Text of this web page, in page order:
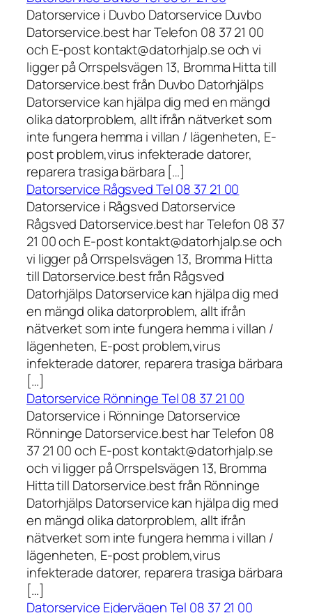
Datorservice i Duvbo Datorservice Duvbo
Datorservice.best har Telefon 08 37 21 00
och E-post kontakt@datorhjalp.se och vi
ligger på Orrspelsvägen 13, Bromma Hitta till
Datorservice.best från Duvbo Datorhjälps
Datorservice kan hjälpa dig med en mängd
olika datorproblem, allt ifrån nätverket som
inte fungera hemma i villan / lägenheten, E-
post problem,virus infekterade datorer,
reparera trasiga bärbara […]
Datorservice Rågsved Tel 08 37 21 00
Datorservice i Rågsved Datorservice
Rågsved Datorservice.best har Telefon 08 37
21 00 och E-post kontakt@datorhjalp.se och
vi ligger på Orrspelsvägen 13, Bromma Hitta
till Datorservice.best från Rågsved
Datorhjälps Datorservice kan hjälpa dig med
en mängd olika datorproblem, allt ifrån
nätverket som inte fungera hemma i villan /
lägenheten, E-post problem,virus
infekterade datorer, reparera trasiga bärbara
[…]
Datorservice Rönninge Tel 08 37 21 00
Datorservice i Rönninge Datorservice
Rönninge Datorservice.best har Telefon 08
37 21 00 och E-post kontakt@datorhjalp.se
och vi ligger på Orrspelsvägen 13, Bromma
Hitta till Datorservice.best från Rönninge
Datorhjälps Datorservice kan hjälpa dig med
en mängd olika datorproblem, allt ifrån
nätverket som inte fungera hemma i villan /
lägenheten, E-post problem,virus
infekterade datorer, reparera trasiga bärbara
[…]
Datorservice Ejdervägen Tel 08 37 21 00